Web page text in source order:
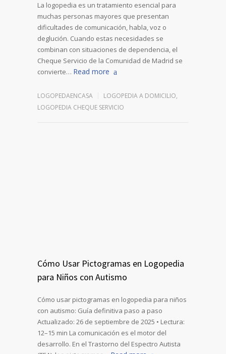
La logopedia es un tratamiento esencial para
muchas personas mayores que presentan
dificultades de comunicación, habla, voz o
deglución. Cuando estas necesidades se
combinan con situaciones de dependencia, el
Cheque Servicio de la Comunidad de Madrid se
convierte… Read more
LOGOPEDAENCASA LOGOPEDIA A DOMICILIO,
LOGOPEDIA CHEQUE SERVICIO
Cómo Usar Pictogramas en Logopedia
para Niños con Autismo
Cómo usar pictogramas en logopedia para niños
con autismo: Guía definitiva paso a paso
Actualizado: 26 de septiembre de 2025 • Lectura:
12–15 min La comunicación es el motor del
desarrollo. En el Trastorno del Espectro Autista